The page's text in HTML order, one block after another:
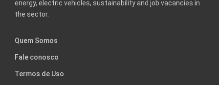
energy, electric vehicles, sustainability and job vacancies in
the sector.
Quem Somos
Fale conosco
Termos de Uso